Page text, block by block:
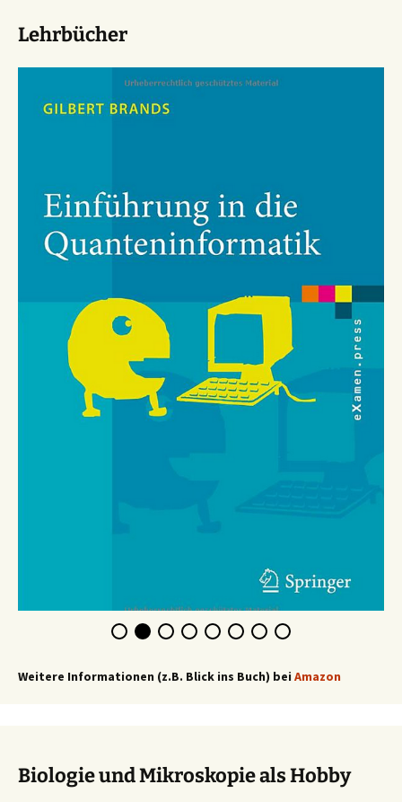
Lehrbücher
Weitere Informationen (z.B. Blick ins Buch) bei Amazon
Biologie und Mikroskopie als Hobby